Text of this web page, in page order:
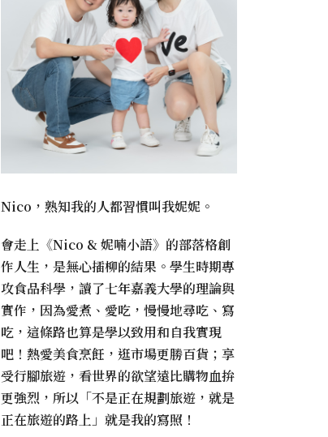
Nico，熟知我的人都習慣叫我妮妮。
會走上《Nico & 妮喃小語》的部落格創
作人生，是無心插柳的結果。學生時期專
攻食品科學，讀了七年嘉義大學的理論與
實作，因為愛煮、愛吃，慢慢地尋吃、寫
吃，這條路也算是學以致用和自我實現
吧！熱愛美食烹飪，逛市場更勝百貨；享
受行腳旅遊，看世界的欲望遠比購物血拚
更強烈，所以「不是正在規劃旅遊，就是
正在旅遊的路上」就是我的寫照！